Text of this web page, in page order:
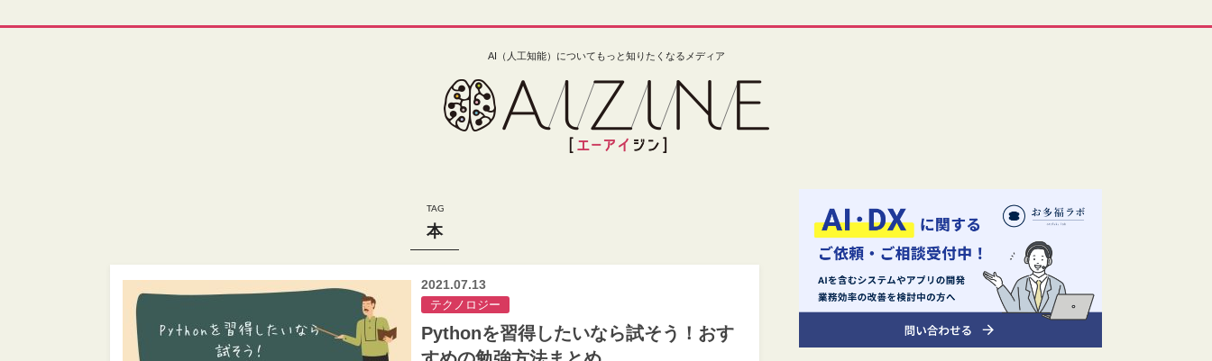
AI（人工知能）についてもっと知りたくなるメディア
本
2021.07.13
テクノロジー
Pythonを習得したいなら試そう！おす